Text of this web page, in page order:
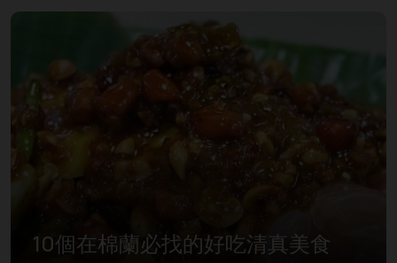
10個在棉蘭必找的好吃清真美食